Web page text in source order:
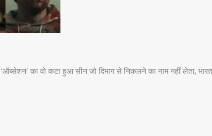
‘ऑब्सेशन’ का वो कटा हुआ सीन जो दिमाग से निकलने का नाम नहीं लेता,